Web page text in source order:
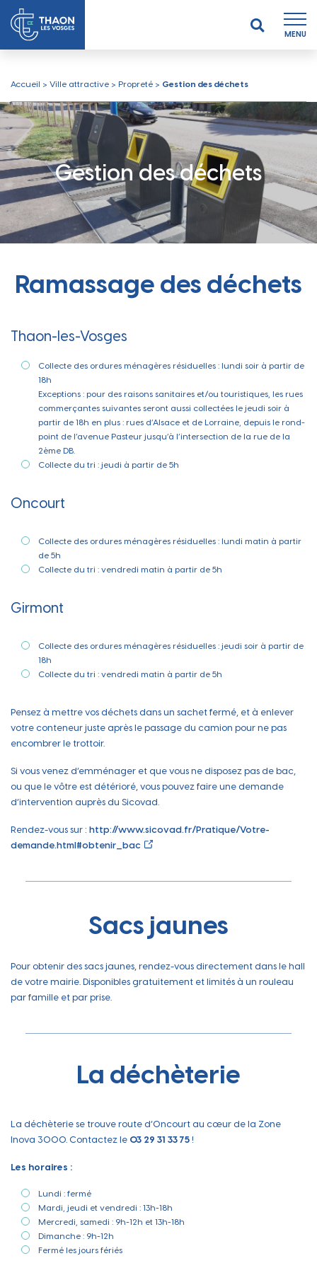
MENU
Accueil > Ville attractive > Propreté > Gestion des déchets
Gestion des déchets
Ramassage des déchets
Thaon-les-Vosges
Collecte des ordures ménagères résiduelles : lundi soir à partir de
18h
Exceptions : pour des raisons sanitaires et/ou touristiques, les rues
commerçantes suivantes seront aussi collectées le jeudi soir à
partir de 18h en plus : rues d’Alsace et de Lorraine, depuis le rond-
point de l’avenue Pasteur jusqu’à l’intersection de la rue de la
2ème DB.
Collecte du tri : jeudi à partir de 5h
Oncourt
Collecte des ordures ménagères résiduelles : lundi matin à partir
de 5h
Collecte du tri : vendredi matin à partir de 5h
Girmont
Collecte des ordures ménagères résiduelles : jeudi soir à partir de
18h
Collecte du tri : vendredi matin à partir de 5h
Pensez à mettre vos déchets dans un sachet fermé, et à enlever
votre conteneur juste après le passage du camion pour ne pas
encombrer le trottoir.
Si vous venez d’emménager et que vous ne disposez pas de bac,
ou que le vôtre est détérioré, vous pouvez faire une demande
d’intervention auprès du Sicovad.
Rendez-vous sur : http://www.sicovad.fr/Pratique/Votre-
demande.html#obtenir_bac
Sacs jaunes
Pour obtenir des sacs jaunes, rendez-vous directement dans le hall
de votre mairie. Disponibles gratuitement et limités à un rouleau
par famille et par prise.
La déchèterie
La déchèterie se trouve route d’Oncourt au cœur de la Zone
Inova 3000. Contactez le 03 29 31 33 75!
Les horaires :
Lundi : fermé
Mardi, jeudi et vendredi : 13h-18h
Mercredi, samedi : 9h-12h et 13h-18h
Dimanche : 9h-12h
Fermé les jours fériés